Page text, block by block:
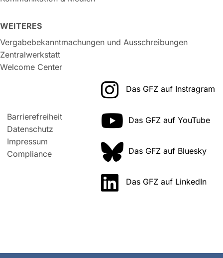
WEITERES
Vergabebekanntmachungen und Ausschreibungen
Zentralwerkstatt
Welcome Center
Barrierefreiheit
Datenschutz
Impressum
Compliance
Das GFZ auf Instragram
Das GFZ auf YouTube
Das GFZ auf Bluesky
Das GFZ auf LinkedIn